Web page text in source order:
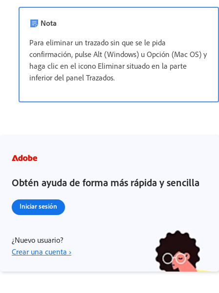
Nota
Para eliminar un trazado sin que se le pida
confirmación, pulse Alt (Windows) u Opción (Mac OS) y
haga clic en el icono Eliminar situado en la parte
inferior del panel Trazados.
Obtén ayuda de forma más rápida y sencilla
Iniciar sesión
¿Nuevo usuario?
Crear una cuenta ›